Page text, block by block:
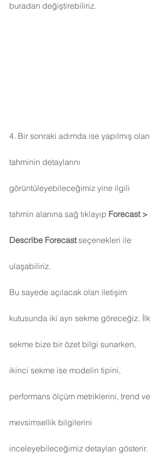
buradan değiştirebiliriz.
4. Bir sonraki adımda ise yapılmış olan
tahminin detaylarını
görüntüleyebileceğimiz yine ilgili
tahmin alanına sağ tıklayıp Forecast >
Describe Forecast seçenekleri ile
ulaşabiliriz.
Bu sayede açılacak olan iletişim
kutusunda iki ayrı sekme göreceğiz. İlk
sekme bize bir özet bilgi sunarken,
ikinci sekme ise modelin tipini,
performans ölçüm metriklerini, trend ve
mevsimsellik bilgilerini
inceleyebileceğimiz detayları gösterir.